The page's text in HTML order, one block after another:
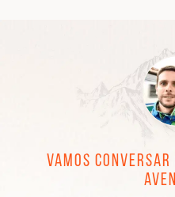
Vamos